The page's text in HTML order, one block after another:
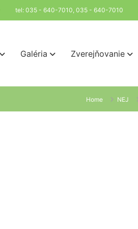
tel: 035 - 640-7010, 035 - 640-7010
Galéria Zverejňovanie
Home NEJ